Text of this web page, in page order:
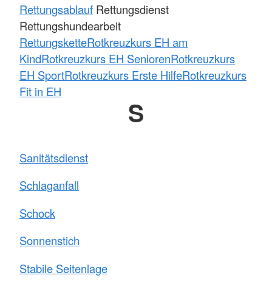
Rettungsablauf Rettungsdienst
Rettungshundearbeit
RettungsketteRotkreuzkurs EH am
KindRotkreuzkurs EH SeniorenRotkreuzkurs
EH SportRotkreuzkurs Erste HilfeRotkreuzkurs
Fit in EH
S
Sanitätsdienst
Schlaganfall
Schock
Sonnenstich
Stabile Seitenlage